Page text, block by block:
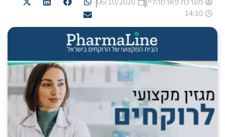
14:10